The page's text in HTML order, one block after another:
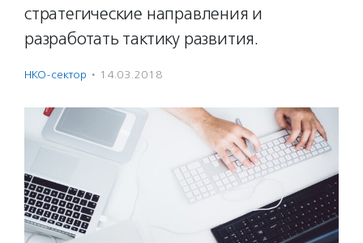
стратегические направления и
разработать тактику развития.
НКО-сектор · 14.03.2018